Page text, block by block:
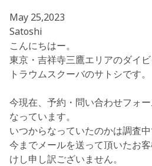
May 25,2023
Satoshi
こんにちはー。
東京・吉祥寺三鷹エリアのダイ
トラウムスクーバのサトシです。
今現在、予約・問い合わせフォ
なっています。
いつからなっていたのかは調査
今までメールを送って頂いたお
けし申し訳ございません。